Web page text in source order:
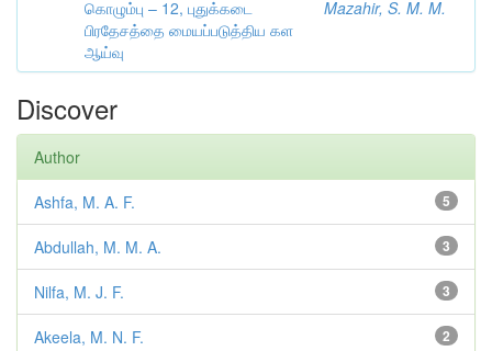
கொழும்பு – 12, புதுக்கடை
பிரதேசத்தை மையப்படுத்திய கள
ஆய்வு
Mazahir, S. M. M.
Discover
Author
5
Ashfa, M. A. F.
3
Abdullah, M. M. A.
3
Nilfa, M. J. F.
2
Akeela, M. N. F.